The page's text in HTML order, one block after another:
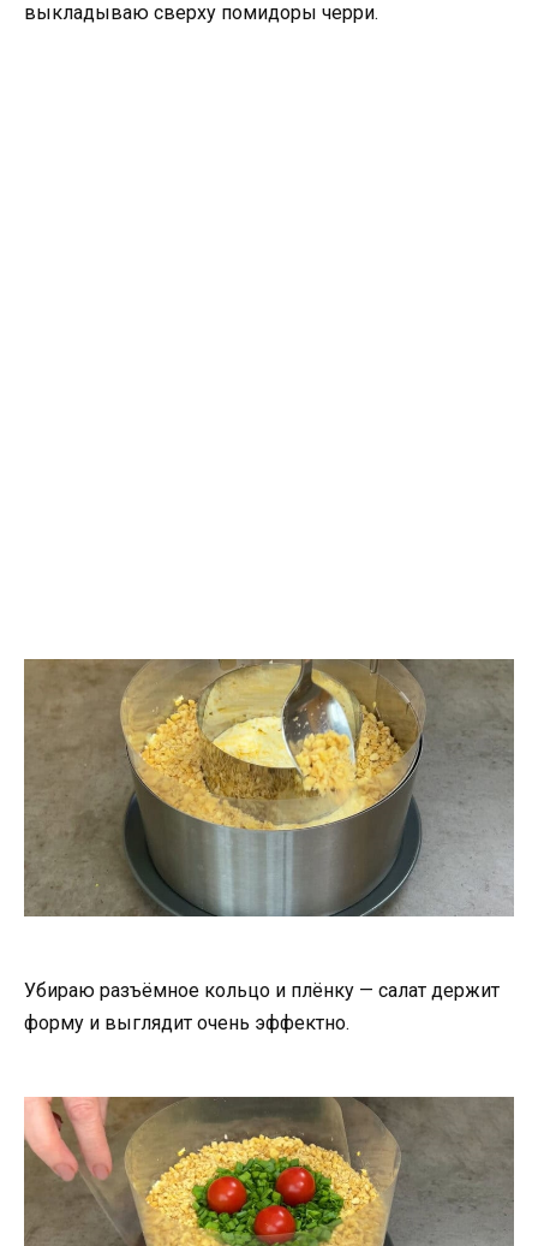
выкладываю сверху помидоры черри.
Убираю разъёмное кольцо и плёнку — салат держит
форму и выглядит очень эффектно.